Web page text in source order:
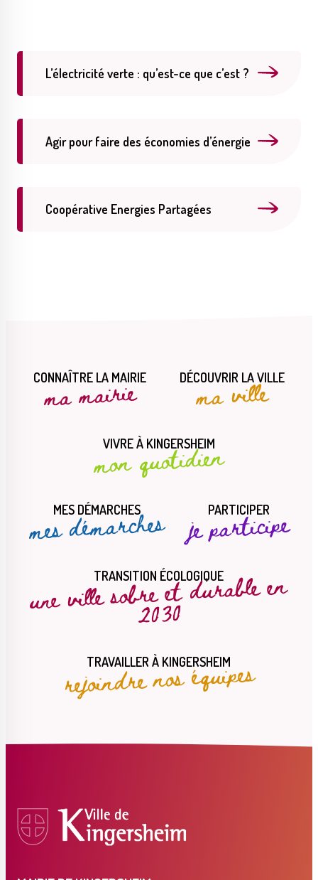
Qualité de l'air Economie locale
Le Créa La médiathèque
L’électricité verte : qu’est-ce que c’est ?
Agir pour faire des économies d’énergie
Coopérative Energies Partagées
CONNAÎTRE LA MAIRIE
ma mairie DÉCOUVRIR LA VILLE
ma ville
VIVRE À KINGERSHEIM
mon quotidien
MES DÉMARCHES
mes démarches PARTICIPER
je participe
TRANSITION ÉCOLOGIQUE
une ville sobre et durable en
2030
TRAVAILLER À KINGERSHEIM
rejoindre nos équipes